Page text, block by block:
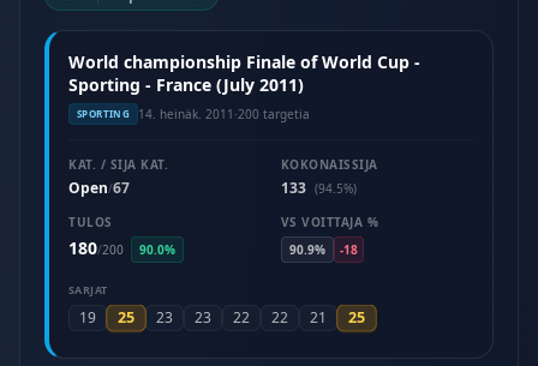
World championship Finale of World Cup -
Sporting - France (July 2011)
SPORTING 14. heinäk. 2011 ·200 targetia
KAT. / SIJA KAT.
Open/67
KOKONAISSIJA
133 (94.5%)
TULOS
180/200 90.0%
VS VOITTAJA %
90.9%
-18
SARJAT
19 25 23 23 22 22 21 25